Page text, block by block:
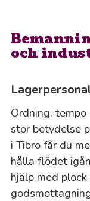
och
Ordning,
stor betydelse
i Tibro får du
hålla flödet
hjälp med